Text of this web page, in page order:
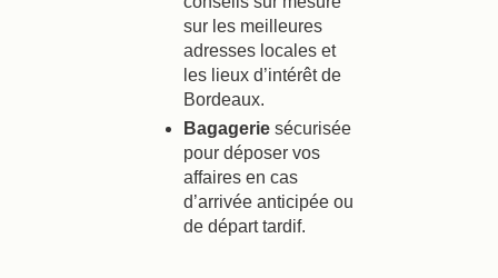
sur les meilleures
adresses locales et
les lieux d’intérêt de
Bordeaux.
Bagageriesécurisée
pour déposer vos
affaires en cas
d’arrivée anticipée ou
de départ tardif.Réserver